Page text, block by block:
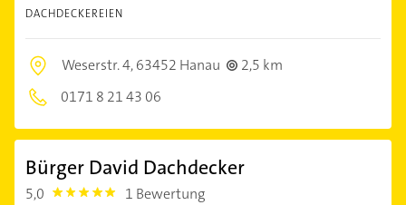
DACHDECKEREIEN
Weserstr. 4,63452 Hanau
2,5 km
0171 8 21 43 06
Bürger David Dachdecker
5,0 5.0 1 Bewertung